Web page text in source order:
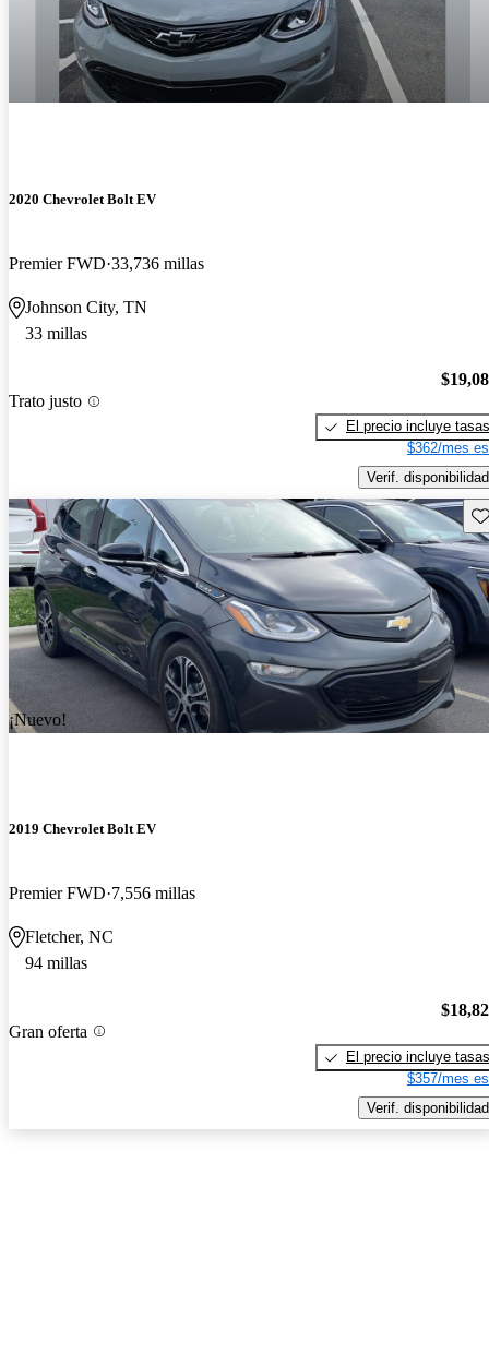
2020 Chevrolet Bolt EV
Premier FWD 33,736 millas
Johnson City, TN
33 millas
Trato justo
El precio incluye tasas
$362/mes
Verif. disponibilidad
¡Nuevo!
2019 Chevrolet Bolt EV
Premier FWD 7,556 millas
Fletcher, NC
94 millas
Gran oferta
El precio incluye tasas
$357/mes
Verif. disponibilidad